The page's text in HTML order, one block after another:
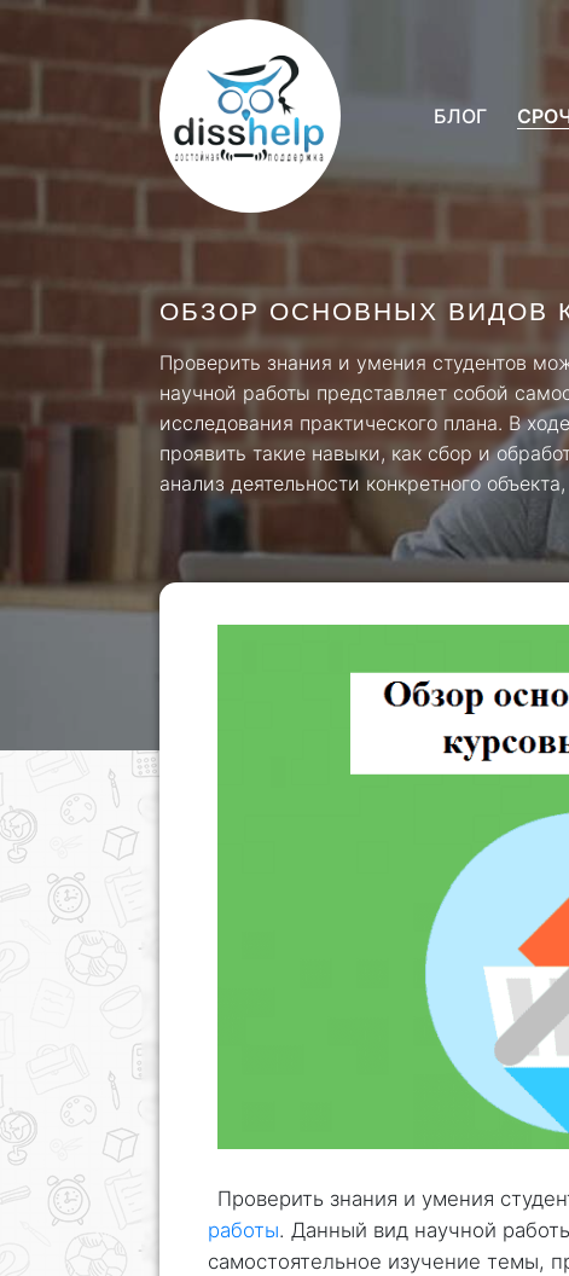
БЛОГ
ОБЗОР ОСНОВНЫХ ВИДОВ
Проверить знания и умения студентов
научной работы представляет собой
исследования практического плана. В
проявить такие навыки, как сбор и
анализ деятельности конкретного
Проверить знания и умения
работы. Данный вид научной
самостоятельное изучение темы,